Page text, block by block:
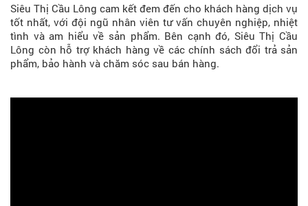
Siêu Thị Cầu Lông cam kết đem đến cho khách hàng dịch vụ
tốt nhất, với đội ngũ nhân viên tư vấn chuyên nghiệp, nhiệt
tình và am hiểu về sản phẩm. Bên cạnh đó, Siêu Thị Cầu
Lông còn hỗ trợ khách hàng về các chính sách đổi trả sản
phẩm, bảo hành và chăm sóc sau bán hàng.